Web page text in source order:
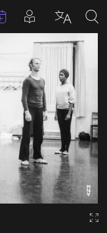
TermineBeiträge in